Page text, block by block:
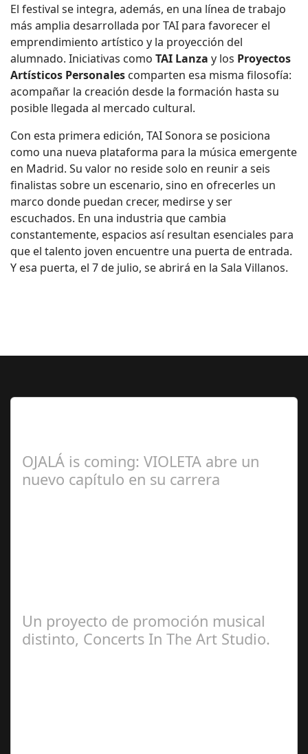
El festival se integra, además, en una línea de trabajo
más amplia desarrollada por TAI para favorecer el
emprendimiento artístico y la proyección del
alumnado. Iniciativas como TAI Lanza y los Proyectos
Artísticos Personales comparten esa misma filosofía:
acompañar la creación desde la formación hasta su
posible llegada al mercado cultural.
Con esta primera edición, TAI Sonora se posiciona
como una nueva plataforma para la música emergente
en Madrid. Su valor no reside solo en reunir a seis
finalistas sobre un escenario, sino en ofrecerles un
marco donde puedan crecer, medirse y ser
escuchados. En una industria que cambia
constantemente, espacios así resultan esenciales para
que el talento joven encuentre una puerta de entrada.
Y esa puerta, el 7 de julio, se abrirá en la Sala Villanos.
OJALÁ is coming: VIOLETA abre un
nuevo capítulo en su carrera
Un proyecto de promoción musical
distinto, Concerts In The Art Studio.